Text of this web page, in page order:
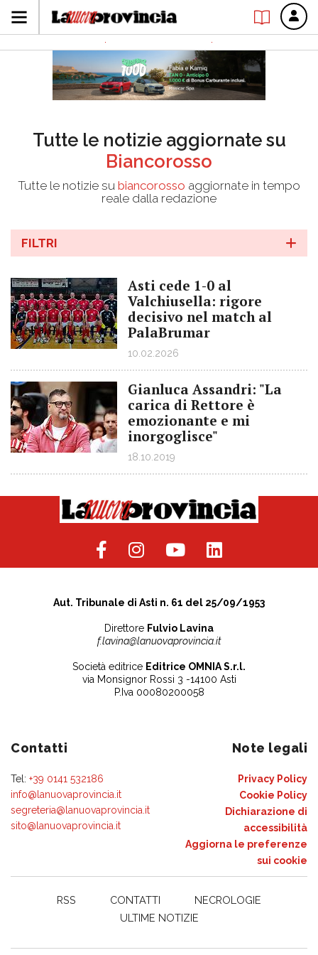
Tutte le notizie aggiornate su
Biancorosso
Tutte le notizie su biancorosso aggiornate in tempo
reale dalla redazione
FILTRI
Asti cede 1-0 al
Valchiusella: rigore
decisivo nel match al
PalaBrumar
10.02.2026
Gianluca Assandri: "La
carica di Rettore è
emozionante e mi
inorgoglisce"
18.10.2019
Aut. Tribunale di Asti n. 61 del 25/09/1953
Direttore Fulvio Lavina
f.lavina@lanuovaprovincia.it
Società editrice Editrice OMNIA S.r.l.
via Monsignor Rossi 3 -14100 Asti
P.Iva 00080200058
Contatti
Tel: +39 0141 532186
info@lanuovaprovincia.it
segreteria@lanuovaprovincia.it
sito@lanuovaprovincia.it
Note legali
Privacy Policy
Cookie Policy
Dichiarazione di
accessibilità
Aggiorna le preferenze
sui cookie
RSS CONTATTI
NECROLOGIE
ULTIME NOTIZIE